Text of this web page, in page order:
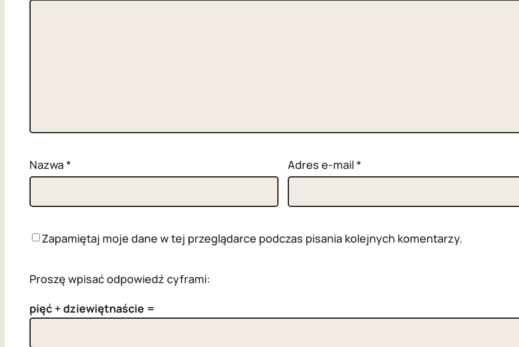
Nazwa * Adres e-mail *
Zapamiętaj moje dane w tej przeglądarce podczas pisania kolejnych komentarzy.
Proszę wpisać odpowiedź cyframi:
pięć + dziewiętnaście =